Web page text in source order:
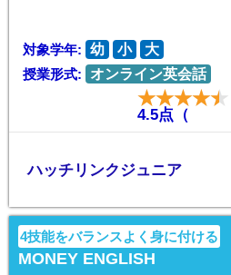
対象学年: 幼 小
大
授業形式:
オンライン英会話
4.5点（
ハッチリンクジュニア
4技能をバランスよく身に付ける
MONEY ENGLISH